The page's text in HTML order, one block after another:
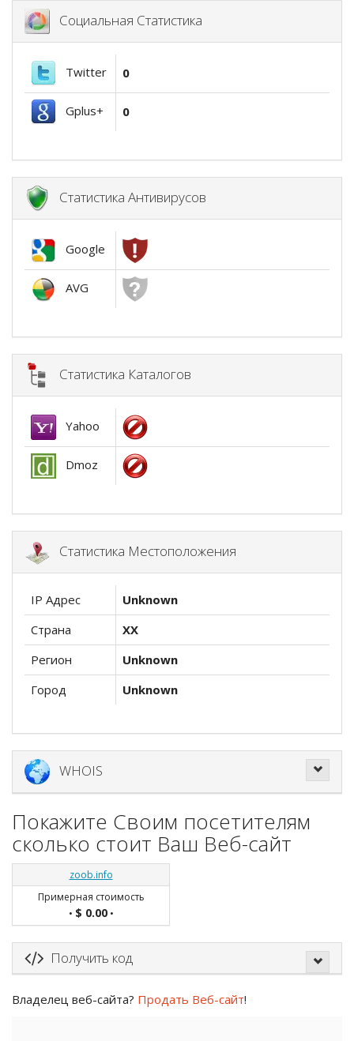
Социальная Статистика
Twitter 0
Gplus+ 0
Статистика Антивирусов
Google
AVG
Статистика Каталогов
Yahoo
Dmoz
Статистика Местоположения
IP Адрес
Unknown
Страна
XX
Регион
Unknown
Город
Unknown
WHOIS
Покажите Своим посетителям
сколько стоит Ваш Веб-сайт
zoob.info
Примерная стоимость
• $ 0.00•
Получить код
Владелец веб-сайта? Продать Веб-сайт!